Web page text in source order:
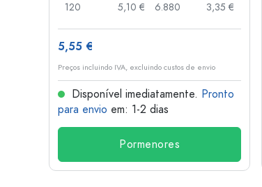
120
5,10 €
6.880
3,35 €
5,55 €
Preços incluindo IVA, excluindo custos de envio
Disponível imediatamente. Pronto
para envio em: 1-2 dias
Pormenores